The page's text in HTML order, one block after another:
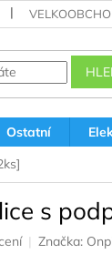
Ostatní
s
Značka: